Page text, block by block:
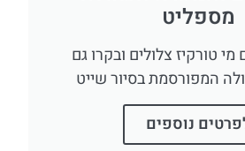
מספליט
עם מי טורקיז צלולים ובקרו גם
המפורסמת בסיור שייט
נוספים